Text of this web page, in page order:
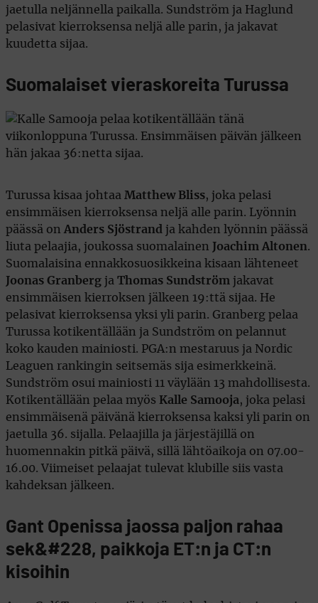
jaetulla neljännella paikalla. Sundström ja Haglund
pelasivat kierroksensa neljä alle parin, ja jakavat
kuudetta sijaa.
Suomalaiset vieraskoreita Turussa
Turussa kisaa johtaa Matthew Bliss, joka pelasi
ensimmäisen kierroksensa neljä alle parin. Lyönnin
päässä on Anders Sjöstrand ja kahden lyönnin päässä
liuta pelaajia, joukossa suomalainen
Joachim Altonen.
Suomalaisina ennakkosuosikkeina kisaan lähteneet
Joonas Granberg ja Thomas Sundström jakavat
ensimmäisen kierroksen jälkeen 19:ttä sijaa. He
pelasivat kierroksensa yksi yli parin. Granberg pelaa
Turussa kotikentällään ja Sundström on pelannut
koko kauden mainiosti. PGA:n mestaruus ja Nordic
Leaguen rankingin seitsemäs sija esimerkkeinä.
Sundström osui mainiosti 11 väylään 13 mahdollisesta.
Kotikentällään pelaa myös Kalle Samooja, joka pelasi
ensimmäisenä päivänä kierroksensa kaksi yli parin on
jaetulla 36. sijalla. Pelaajilla ja järjestäjillä on
huomennakin pitkä päivä, sillä lähtöaikoja on 07.00-
16.00. Viimeiset pelaajat tulevat klubille siis vasta
kahdeksan jälkeen.
Gant Openissa jaossa paljon rahaa
sek&#228, paikkoja ET:n ja CT:n
kisoihin